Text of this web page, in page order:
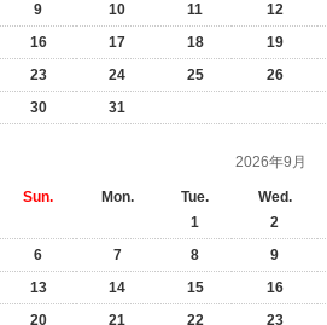
9
10 11 12
16
17 18 19
23
24 25 26
30
31
2026年9月
Sun. Mon. Tue. Wed.
1
2
6
7 8 9
13
14 15 16
20
21 22 23